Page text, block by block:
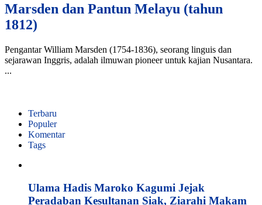
Marsden dan Pantun Melayu (tahun
1812)
Pengantar William Marsden (1754-1836), seorang linguis dan
sejarawan Inggris, adalah ilmuwan pioneer untuk kajian Nusantara.
...
Terbaru
Populer
Komentar
Tags
Ulama Hadis Maroko Kagumi Jejak
Peradaban Kesultanan Siak, Ziarahi Makam